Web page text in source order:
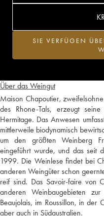
Über das Weingut
Maison Chapoutier,
des Rhone-Tals, erzeugt
Hermitage. Das Anwesen
mittlerweile biodynamisch
um den größten Weinberg
eingeführt wurde, und das seit
1999. Die Weinlese findet bei
anderen Weingüter schon
reif sind. Das Savoir-faire von
anderen Weinbaugebieten
Beaujolais, im Roussillon, in der
aber auch in Südaustralien.
SIE VERFÜGEN